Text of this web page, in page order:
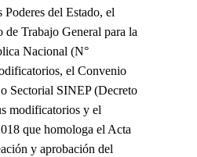
Poderes del Estado, el
Trabajo General para la
Nacional (N°
el Convenio
Sectorial SINEP (Decreto
modificatorios y el
que homologa el Acta
y aprobación del